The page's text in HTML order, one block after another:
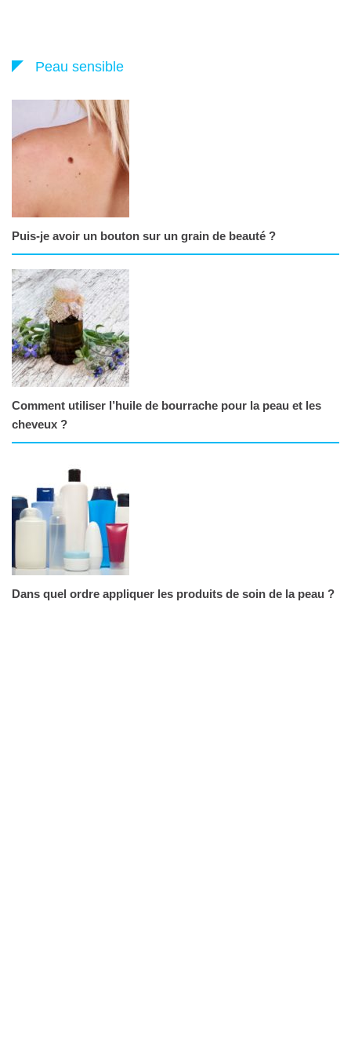
Peau sensible
Puis-je avoir un bouton sur un grain de beauté ?
Comment utiliser l’huile de bourrache pour la peau et les
cheveux ?
Dans quel ordre appliquer les produits de soin de la peau ?